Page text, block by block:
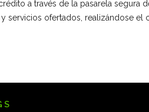
a través de la pasarela segura
servicios ofertados, realizándose el